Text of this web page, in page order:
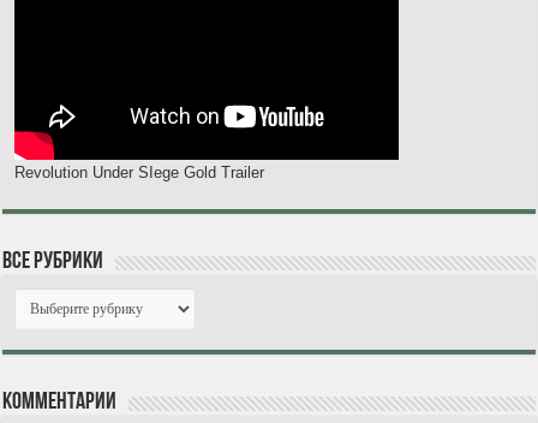
Revolution Under SIege Gold Trailer
Все рубрики
Комментарии